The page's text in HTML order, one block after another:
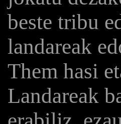
beste tribu
landareak
Them hasi
Landareak